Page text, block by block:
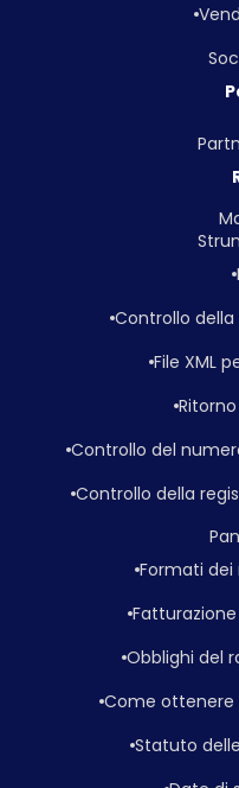
Controllo della
File XML
Controllo del
Controllo della
Formati dei
Obblighi del
Come ottenere
Statuto